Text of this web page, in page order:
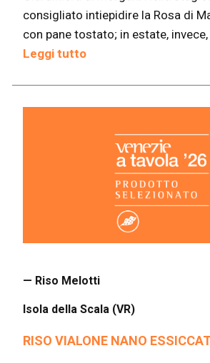
consigliato intiepidire la Rosa di
con pane tostato; in estate,
Leggi tutto
— Riso Melotti
Isola della Scala (VR)
RISO VIALONE NANO